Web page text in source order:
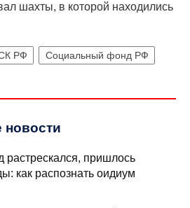
шахты, в которой находились
РФ
Социальный фонд РФ
новости
растрескался, пришлось
как распознать оидиум